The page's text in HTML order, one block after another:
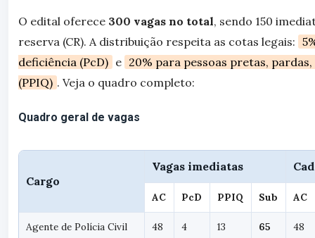
O edital oferece 300 vagas no total, sendo 150
reserva (CR). A distribuição respeita as cotas legais:
deficiência (PcD) e 20% para pessoas pretas,
(PPIQ) . Veja o quadro completo:
Quadro geral de vagas
Cargo
Vagas imediatas
AC PcD PPIQ Sub AC
Agente de Polícia Civil 48 4 13 65 48